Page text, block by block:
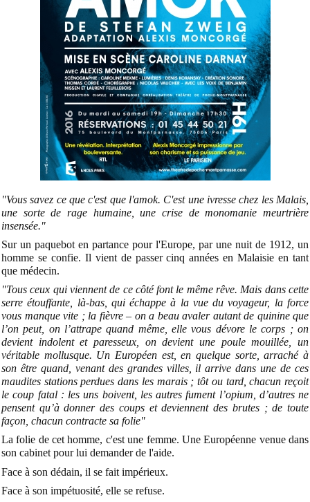
"Vous savez ce que c'est que l'amok. C'est une ivresse chez les Malais,
une sorte de rage humaine, une crise de monomanie meurtrière
insensée."
Sur un paquebot en partance pour l'Europe, par une nuit de 1912, un
homme se confie. Il vient de passer cinq années en Malaisie en tant
que médecin.
"Tous ceux qui viennent de ce côté font le même rêve. Mais dans cette
serre étouffante, là-bas, qui échappe à la vue du voyageur, la force
vous manque vite ; la fièvre – on a beau avaler autant de quinine que
l’on peut, on l’attrape quand même, elle vous dévore le corps ; on
devient indolent et paresseux, on devient une poule mouillée, un
véritable mollusque. Un Européen est, en quelque sorte, arraché à
son être quand, venant des grandes villes, il arrive dans une de ces
maudites stations perdues dans les marais ; tôt ou tard, chacun reçoit
le coup fatal : les uns boivent, les autres fument l’opium, d’autres ne
pensent qu’à donner des coups et deviennent des brutes ; de toute
façon, chacun contracte sa folie"
La folie de cet homme, c'est une femme. Une Européenne venue dans
son cabinet pour lui demander de l'aide.
Face à son dédain, il se fait impérieux.
Face à son impétuosité, elle se refuse.